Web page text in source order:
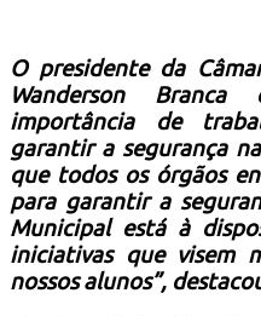
O presidente da
Wanderson
importância de
garantir a segurança
que todos os órgãos
para garantir a
Municipal está à
iniciativas que visem
nossos alunos”,